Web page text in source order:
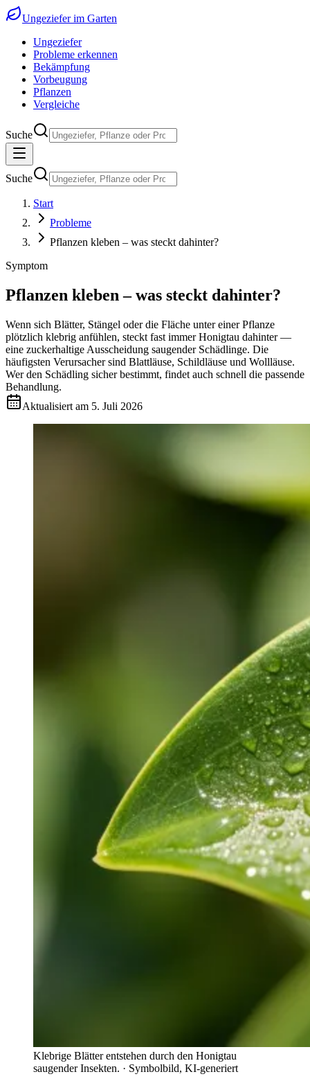
Ungeziefer im Garten
Ungeziefer
Probleme erkennen
Bekämpfung
Vorbeugung
Pflanzen
Vergleiche
Suche
Suche
Start
Probleme
Pflanzen kleben – was steckt dahinter?
Symptom
Pflanzen kleben – was steckt dahinter?
Wenn sich Blätter, Stängel oder die Fläche unter einer Pflanze
plötzlich klebrig anfühlen, steckt fast immer Honigtau dahinter —
eine zuckerhaltige Ausscheidung saugender Schädlinge. Die
häufigsten Verursacher sind Blattläuse, Schildläuse und Wollläuse.
Wer den Schädling sicher bestimmt, findet auch schnell die passende
Behandlung.
Aktualisiert am 5. Juli 2026
Klebrige Blätter entstehen durch den Honigtau
saugender Insekten. · Symbolbild, KI-generiert